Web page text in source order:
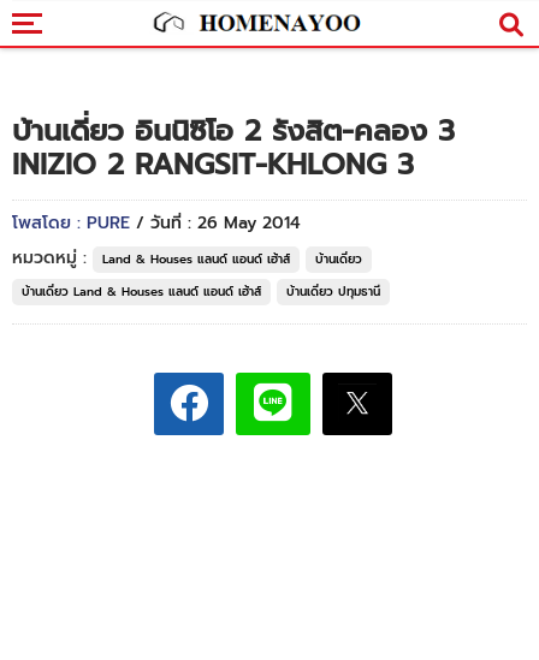
บ้านเดี่ยว อินนิซิโอ 2 รังสิต-คลอง 3
INIZIO 2 RANGSIT-KHLONG 3
โพสโดย : PURE / วันที่ : 26 May 2014
หมวดหมู่ :
Land & Houses แลนด์ แอนด์ เฮ้าส์
บ้านเดี่ยว
บ้านเดี่ยว Land & Houses แลนด์ แอนด์ เฮ้าส์
บ้านเดี่ยว ปทุมธานี